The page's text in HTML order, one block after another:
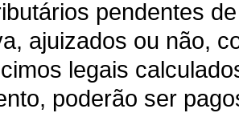
pendentes
ajuizados ou não,
legais
poderão ser